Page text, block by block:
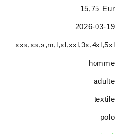
15,75 Eur
2026-03-19
xxs,xs,s,m,l,xl,xxl,3x,4xl,5xl
homme
adulte
textile
polo